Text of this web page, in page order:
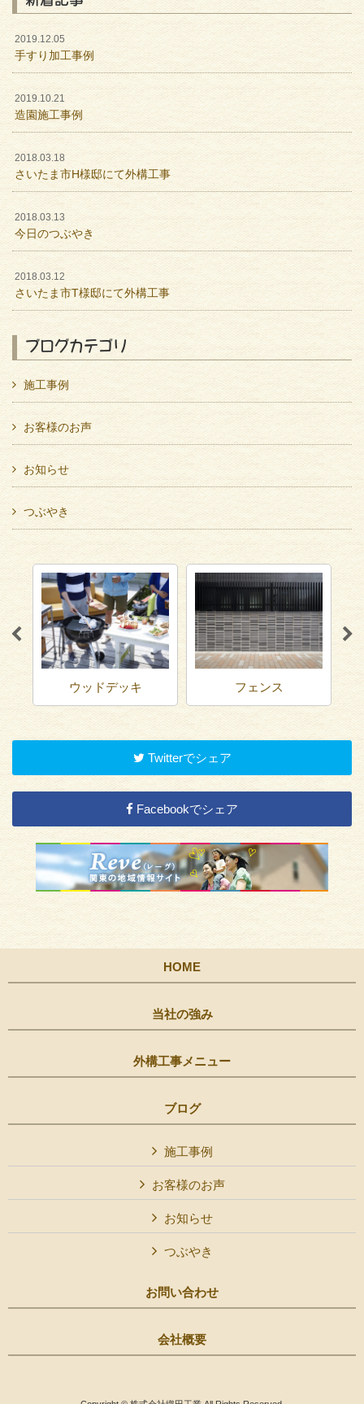
2019.12.05
手すり加工事例
2019.10.21
造園施工事例
2018.03.18
さいたま市H様邸にて外構工事
2018.03.13
今日のつぶやき
2018.03.12
さいたま市T様邸にて外構工事
ブログカテゴリ
施工事例
お客様のお声
お知らせ
つぶやき
ウッドデッキ フェンス
Twitterでシェア
Facebookでシェア
HOME
当社の強み
外構工事メニュー
ブログ
施工事例
お客様のお声
お知らせ
つぶやき
お問い合わせ
会社概要